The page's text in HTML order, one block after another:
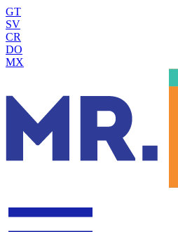
GT
SV
CR
DO
MX